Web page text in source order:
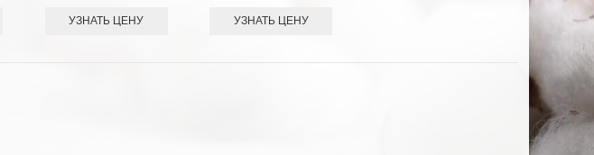
УЗНАТЬ ЦЕНУ УЗНАТЬ ЦЕНУ